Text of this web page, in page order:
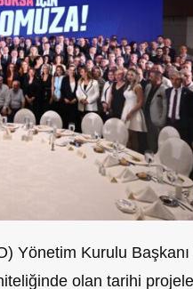
Yönetim Kurulu
olan tarihi